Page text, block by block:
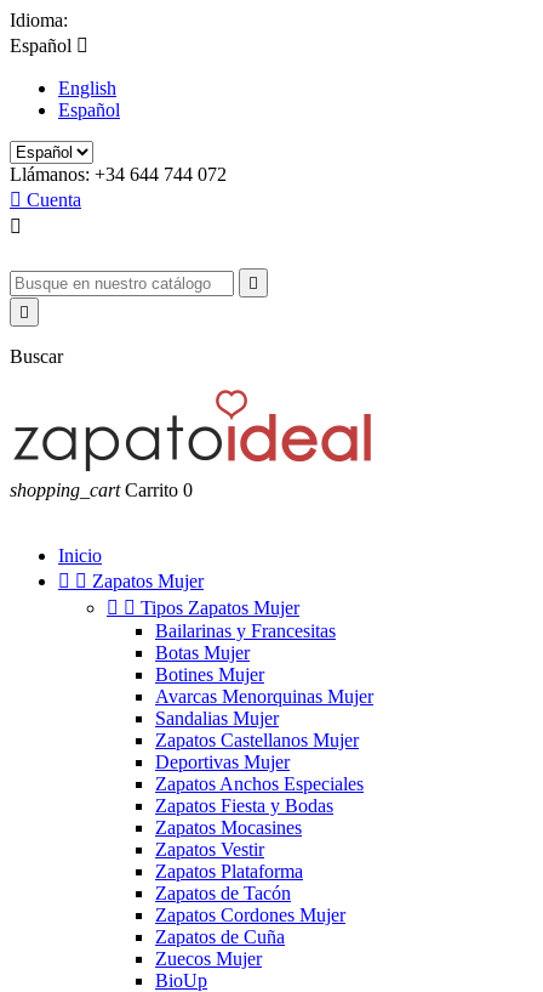
Idioma:
Español 
English
Español
Llámanos: +34 644 744 072
 Cuenta



Buscar
shopping_cart Carrito 0
Inicio
  Zapatos Mujer
  Tipos Zapatos Mujer
Bailarinas y Francesitas
Botas Mujer
Botines Mujer
Avarcas Menorquinas Mujer
Sandalias Mujer
Zapatos Castellanos Mujer
Deportivas Mujer
Zapatos Anchos Especiales
Zapatos Fiesta y Bodas
Zapatos Mocasines
Zapatos Vestir
Zapatos Plataforma
Zapatos de Tacón
Zapatos Cordones Mujer
Zapatos de Cuña
Zuecos Mujer
BioUp